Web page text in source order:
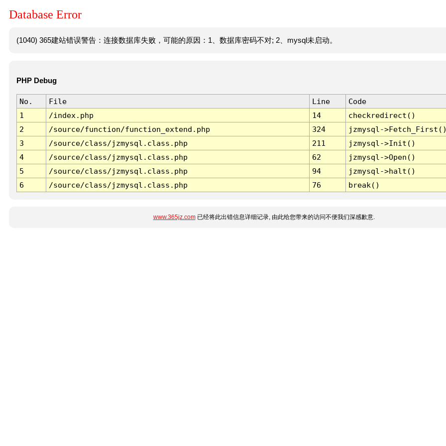
Database Error
(1040) 365建站错误警告：连接数据库失败，可能的原因：1、数据库密码不对; 2、mysql未启动。
PHP Debug
No. File Line
Code
1
/index.php 14
checkredirect()
2
/source/function/function_extend.php 324
jzmysql-
3
/source/class/jzmysql.class.php 211
jzmysql->Init()
4
/source/class/jzmysql.class.php 62
jzmysql->Open()
5
/source/class/jzmysql.class.php 94
jzmysql->halt()
6
/source/class/jzmysql.class.php 76 break()
www.365jz.com已经将此出错信息详细记录, 由此给您带来的访问不便我们深感歉意.